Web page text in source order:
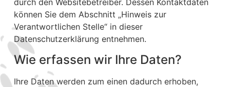
durch den Websitebetreiber. Dessen Kontaktdaten
können Sie dem Abschnitt „Hinweis zur
Verantwortlichen Stelle“ in dieser
Datenschutzerklärung entnehmen.
Wie erfassen wir Ihre Daten?
Ihre Daten werden zum einen dadurch erhoben,